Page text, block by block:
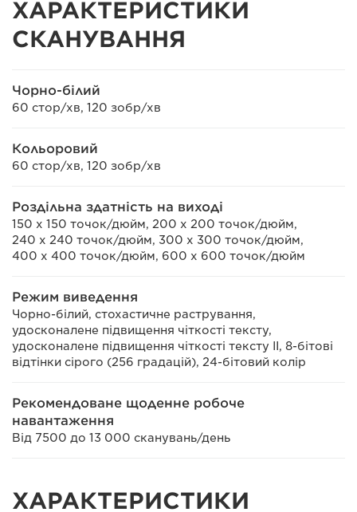
ХАРАКТЕРИСТИКИ
СКАНУВАННЯ
Чорно-білий
60 стор/хв, 120 зобр/хв
Кольоровий
60 стор/хв, 120 зобр/хв
Роздільна здатність на виході
150 x 150 точок/дюйм, 200 x 200 точок/дюйм,
240 x 240 точок/дюйм, 300 x 300 точок/дюйм,
400 x 400 точок/дюйм, 600 x 600 точок/дюйм
Режим виведення
Чорно-білий, стохастичне растрування,
удосконалене підвищення чіткості тексту,
удосконалене підвищення чіткості тексту II, 8-бітові
відтінки сірого (256 градацій), 24-бітовий колір
Рекомендоване щоденне робоче
навантаження
Від 7500 до 13 000 сканувань/день
ХАРАКТЕРИСТИКИ